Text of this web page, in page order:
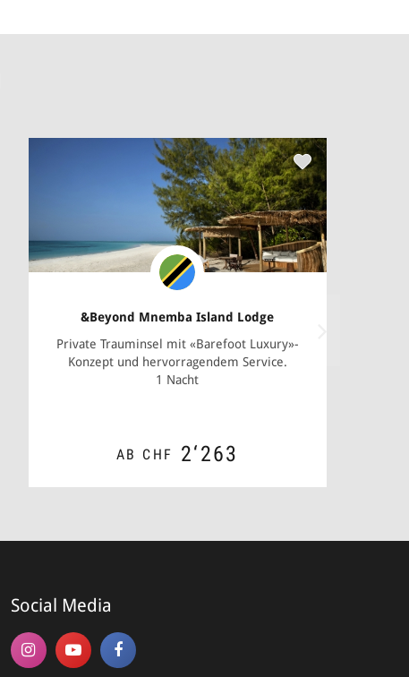
&Beyond Mnemba Island Lodge
Private Trauminsel mit «Barefoot Luxury»-
Konzept und hervorragendem Service.
1 Nacht
AB CHF 2‘263
Social Media